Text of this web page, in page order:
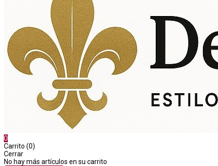
0
Carrito (0)
Cerrar
No hay más artículos en su carrito